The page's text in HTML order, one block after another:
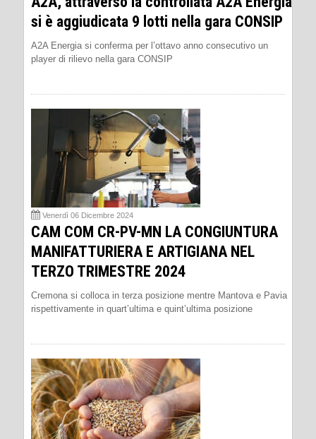
si è aggiudicata 9 lotti nella gara CONSIP
A2A Energia si conferma per l’ottavo anno consecutivo un
player di rilievo nella gara CONSIP
Venerdì 06 Dicembre 2024
CAM COM CR-PV-MN LA CONGIUNTURA
MANIFATTURIERA E ARTIGIANA NEL
TERZO TRIMESTRE 2024
Cremona si colloca in terza posizione mentre Mantova e Pavia
rispettivamente in quart’ultima e quint’ultima posizione